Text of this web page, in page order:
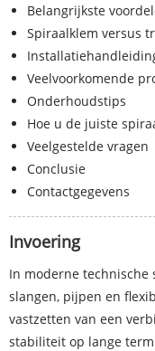
Belangrijkste
Spiraalklem versus
Veelvoorkomende
Onderhoudstips
Hoe u de juiste
Veelgestelde vragen
Conclusie
Contactgegevens
Invoering
In moderne technische
slangen, pijpen en
vastzetten van een
stabiliteit op lange